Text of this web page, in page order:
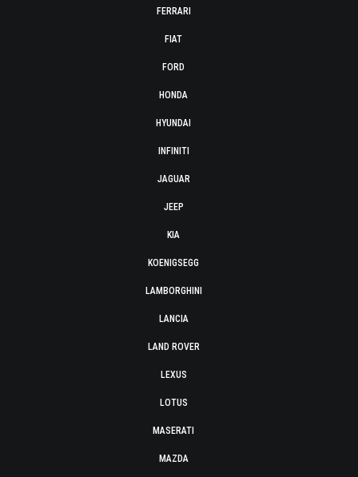
FERRARI
FIAT
FORD
HONDA
HYUNDAI
INFINITI
JAGUAR
JEEP
KIA
KOENIGSEGG
LAMBORGHINI
LANCIA
LAND ROVER
LEXUS
LOTUS
MASERATI
MAZDA